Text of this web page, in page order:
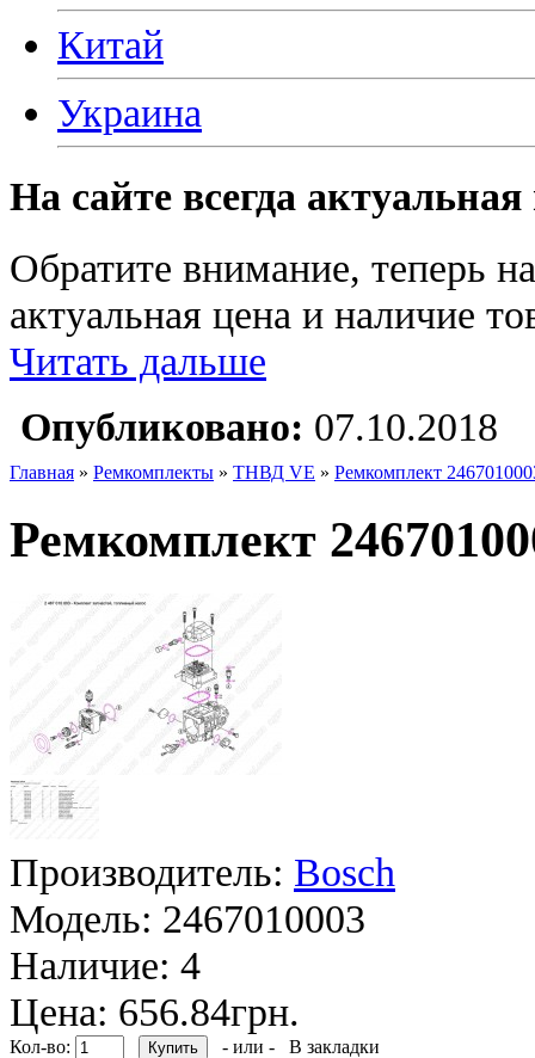
Китай
Украина
На сайте всегда
Обратите внимание, теперь
актуальная цена и наличие
Читать дальше
Опубликовано: 07.10.2018
Главная » Ремкомплекты » ТНВД VE » Ремкомплект
Ремкомплект
Производитель: Bosch
Модель: 2467010003
Наличие: 4
Цена: 656.84грн.
Кол-во: - или -
В закладки